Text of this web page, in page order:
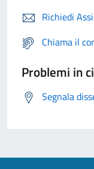
Richiedi
Chiama il
Problemi in
Segnala